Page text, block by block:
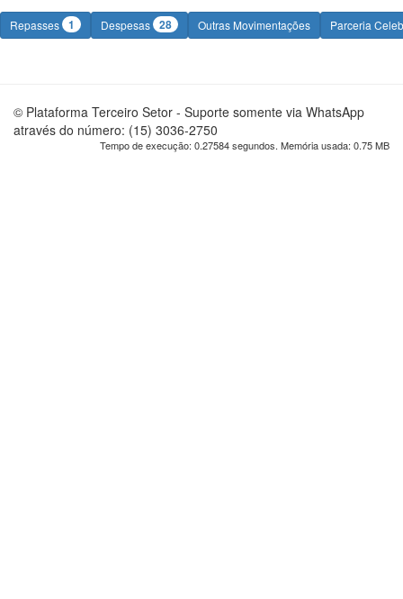
Repasses 1 Despesas 28 Outras Movimentações Parceria
© Plataforma Terceiro Setor - Suporte somente via WhatsApp
através do número: (15) 3036-2750
Tempo de execução: 0.27584 segundos. Memória usada: 0.75 MB